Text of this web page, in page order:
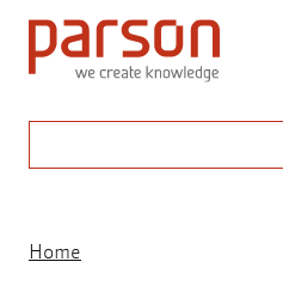
Skip
main
Breadcrumb
Home